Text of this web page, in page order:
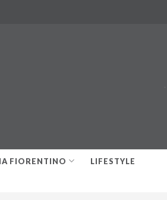
FIORENTINO LIFESTYLE